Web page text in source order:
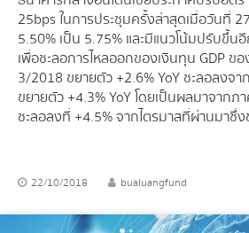
25bps ในการประชุมครั้งล่าสุดเมื่อวันที่
5.50% เป็น 5.75% และมีแนวโน้มปรับขึ้
เพื่อชะลอการไหลออกของเงินทุน GDP ขอ
3/2018 ขยายตัว +2.6% YoY ชะลอลงจ
ขยายตัว +4.3% YoY โดยเป็นผลมาจาก
ชะลอลงที่ +4.5% จากไตรมาสที่ผ่านมาซึ่
22/10/2018 bualuangfund